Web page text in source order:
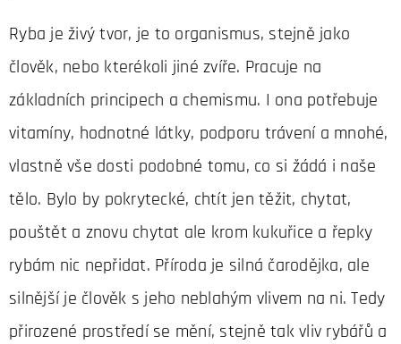
Ryba je živý tvor, je to organismus, stejně jako
člověk, nebo kterékoli jiné zvíře. Pracuje na
základních principech a chemismu. I ona potřebuje
vitamíny, hodnotné látky, podporu trávení a mnohé,
vlastně vše dosti podobné tomu, co si žádá i naše
tělo. Bylo by pokrytecké, chtít jen těžit, chytat,
pouštět a znovu chytat ale krom kukuřice a řepky
rybám nic nepřidat. Příroda je silná čarodějka, ale
silnější je člověk s jeho neblahým vlivem na ni. Tedy
přirozené prostředí se mění, stejně tak vliv rybářů a